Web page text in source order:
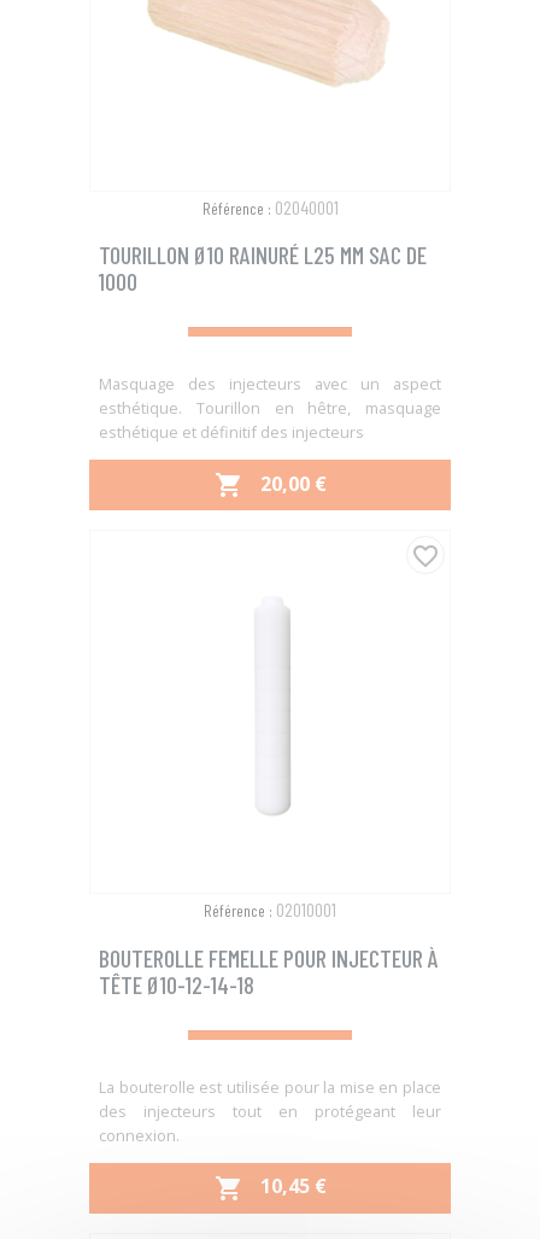
Référence : 02040001
TOURILLON Ø10 RAINURÉ L25 MM SAC DE
1000
Masquage des injecteurs avec un aspect
esthétique. Tourillon en hêtre, masquage
esthétique et définitif des injecteurs
 PRIX
20,00 €
Référence : 02010001
BOUTEROLLE FEMELLE POUR INJECTEUR À
TÊTE Ø10-12-14-18
La bouterolle est utilisée pour la mise en place
des injecteurs tout en protégeant leur
connexion.
 PRIX
10,45 €
favorite_border